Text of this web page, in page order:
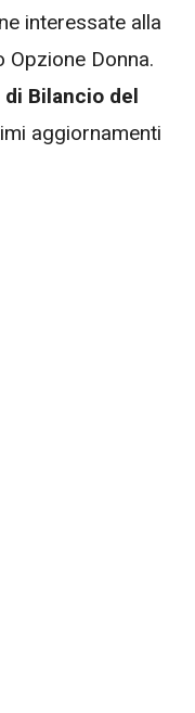
interessate alla
Donna.
Bilancio del
aggiornamenti